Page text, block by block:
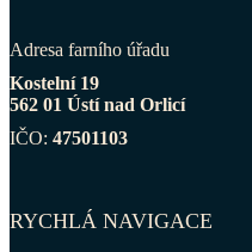
Adresa farního úřadu
Kostelní 19
562 01 Ústí nad Orlicí
IČO: 47501103
RYCHLÁ NAVIGACE